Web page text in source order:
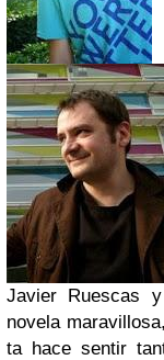
Javier Ruescas
novela
ta hace sentir